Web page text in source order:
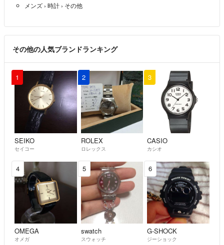
メンズ › 時計 › その他
その他の人気ブランドランキング
1
SEIKO
セイコー
2
ROLEX
ロレックス
3
CASIO
カシオ
4
OMEGA
オメガ
5
swatch
スウォッチ
6
G-SHOCK
ジーショック